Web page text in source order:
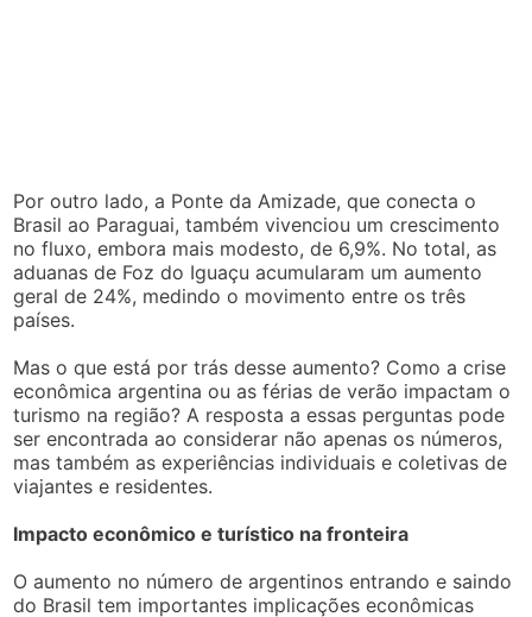
Por outro lado, a Ponte da Amizade, que conecta o
Brasil ao Paraguai, também vivenciou um crescimento
no fluxo, embora mais modesto, de 6,9%. No total, as
aduanas de Foz do Iguaçu acumularam um aumento
geral de 24%, medindo o movimento entre os três
países.
Mas o que está por trás desse aumento? Como a crise
econômica argentina ou as férias de verão impactam o
turismo na região? A resposta a essas perguntas pode
ser encontrada ao considerar não apenas os números,
mas também as experiências individuais e coletivas de
viajantes e residentes.
Impacto econômico e turístico na fronteira
O aumento no número de argentinos entrando e saindo
do Brasil tem importantes implicações econômicas